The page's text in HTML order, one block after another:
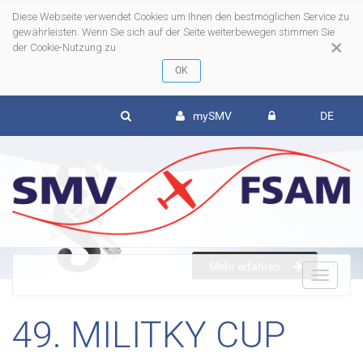
×
Diese Webseite verwendet Cookies um Ihnen den bestmöglichen Service zu
gewährleisten. Wenn Sie sich auf der Seite weiterbewegen stimmen Sie
der Cookie-Nutzung zu
mySMV DE
49. MILITKY CUP